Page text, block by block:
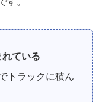
ている
トラックに積ん